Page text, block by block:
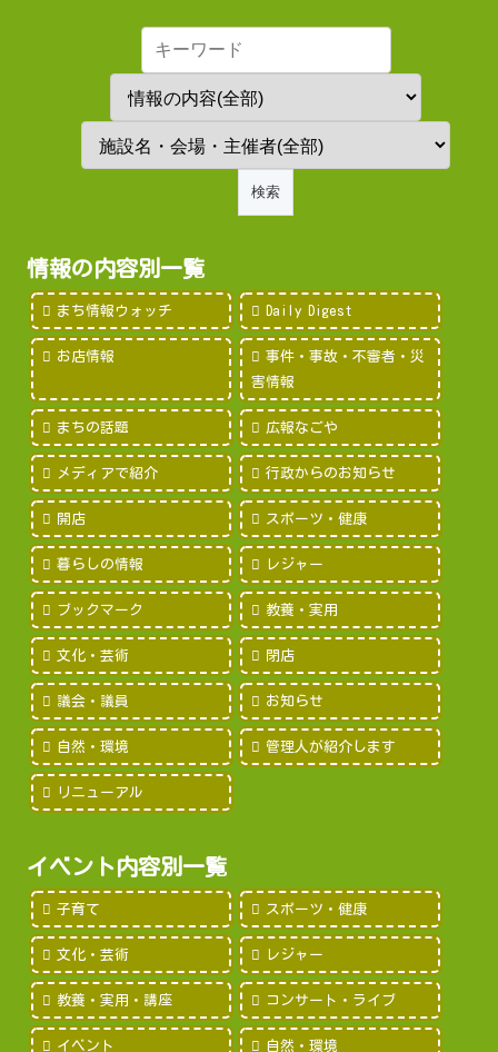
情報の内容別一覧
まち情報ウォッチ Daily Digest
お店情報
事件・事故・不審者・災
害情報
まちの話題 広報なごや
メディアで紹介 行政からのお知らせ
開店 スポーツ・健康
暮らしの情報 レジャー
ブックマーク 教養・実用
文化・芸術 閉店
議会・議員 お知らせ
自然・環境 管理人が紹介します
リニューアル
イベント内容別一覧
子育て スポーツ・健康
文化・芸術 レジャー
教養・実用・講座 コンサート・ライブ
イベント 自然・環境